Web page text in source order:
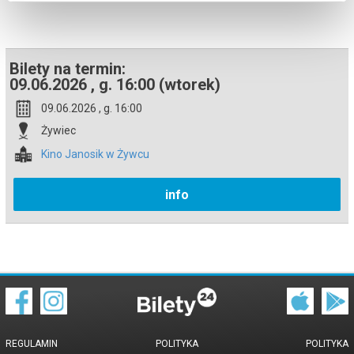
Bilety na termin:
09.06.2026 , g. 16:00 (wtorek)
09.06.2026 , g. 16:00
Żywiec
Kino Janosik w Żywcu
info
REGULAMIN POLITYKA
POLITYKA